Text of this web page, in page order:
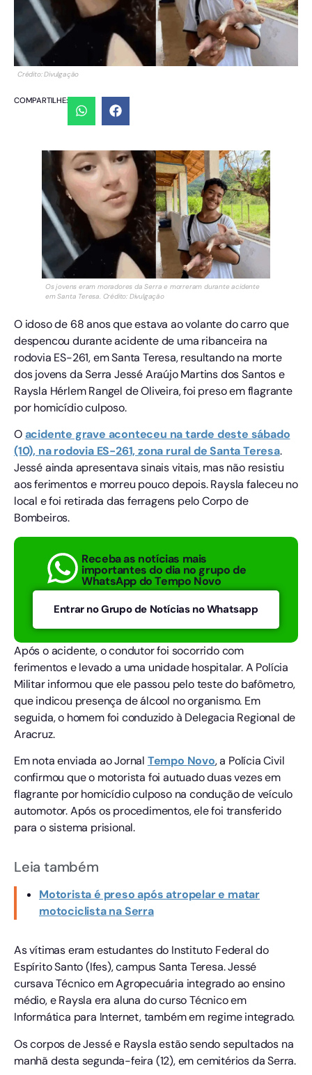
Crédito: Divulgação
COMPARTILHE:
Os jovens eram moradores da Serra e morreram durante acidente
em Santa Teresa. Crédito: Divulgação
O idoso de 68 anos que estava ao volante do carro que
despencou durante acidente de uma ribanceira na
rodovia ES-261, em Santa Teresa, resultando na morte
dos jovens da Serra Jessé Araújo Martins dos Santos e
Raysla Hérlem Rangel de Oliveira, foi preso em flagrante
por homicídio culposo.
Oacidente grave aconteceu na tarde deste sábado
(10), na rodovia ES-261, zona rural de Santa Teresa.
Jessé ainda apresentava sinais vitais, mas não resistiu
aos ferimentos e morreu pouco depois. Raysla faleceu no
local e foi retirada das ferragens pelo Corpo de
Bombeiros.
Receba as notícias mais
importantes do dia no grupo de
WhatsApp do Tempo Novo
Entrar no Grupo de Notícias no Whatsapp
Após o acidente, o condutor foi socorrido com
ferimentos e levado a uma unidade hospitalar. A Polícia
Militar informou que ele passou pelo teste do bafômetro,
que indicou presença de álcool no organismo. Em
seguida, o homem foi conduzido à Delegacia Regional de
Aracruz.
Em nota enviada ao Jornal Tempo Novo, a Polícia Civil
confirmou que o motorista foi autuado duas vezes em
flagrante por homicídio culposo na condução de veículo
automotor. Após os procedimentos, ele foi transferido
para o sistema prisional.
Leia também
Motorista é preso após atropelar e matar
motociclista na Serra
As vítimas eram estudantes do Instituto Federal do
Espírito Santo (Ifes), campus Santa Teresa. Jessé
cursava Técnico em Agropecuária integrado ao ensino
médio, e Raysla era aluna do curso Técnico em
Informática para Internet, também em regime integrado.
Os corpos de Jessé e Raysla estão sendo sepultados na
manhã desta segunda-feira (12), em cemitérios da Serra.